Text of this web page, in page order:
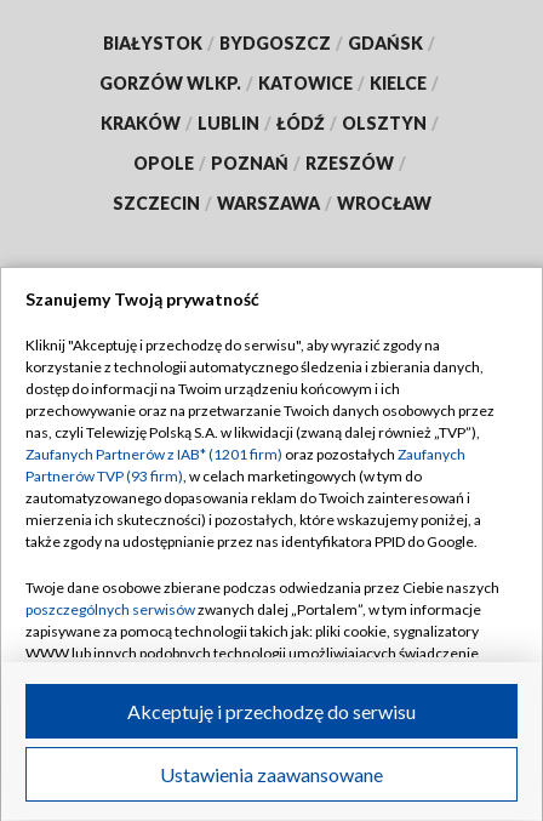
BIAŁYSTOK / BYDGOSZCZ / GDAŃSK /
GORZÓW WLKP. / KATOWICE / KIELCE /
KRAKÓW / LUBLIN / ŁÓDŹ / OLSZTYN /
OPOLE / POZNAŃ / RZESZÓW /
SZCZECIN / WARSZAWA / WROCŁAW
TVP
Abonament TVP
Emisja w TVP
Centrum informacji TVP
Naziemna Telewizja Cyfrowa
Rada Programowa
System NOS
Informacje o nadawcy
Program dla prasy
Ogłoszenie przetargowe
Regulamin TVP
Polityka prywatności
Moje zgody
Pomoc
Kontakt
Kanały
©2026 Telewizja Polska S.A. w likwidacji
Szanujemy Twoją prywatność
Kliknij "Akceptuję i przechodzę do serwisu", aby wyrazić zgody na
korzystanie z technologii automatycznego śledzenia i zbierania danych,
dostęp do informacji na Twoim urządzeniu końcowym i ich
przechowywanie oraz na przetwarzanie Twoich danych osobowych przez
nas, czyli Telewizję Polską S.A. w likwidacji (zwaną dalej również „TVP”),
Zaufanych Partnerów z IAB* (1201 firm) oraz pozostałych Zaufanych
Partnerów TVP (93 firm), w celach marketingowych (w tym do
zautomatyzowanego dopasowania reklam do Twoich zainteresowań i
mierzenia ich skuteczności) i pozostałych, które wskazujemy poniżej, a
także zgody na udostępnianie przez nas identyfikatora PPID do Google.
Twoje dane osobowe zbierane podczas odwiedzania przez Ciebie naszych
poszczególnych serwisówzwanych dalej „Portalem”, w tym informacje
zapisywane za pomocą technologii takich jak: pliki cookie, sygnalizatory
WWW lub innych podobnych technologii umożliwiających świadczenie
ruchu w Internecie.
Twoje dane osobowe zbierane podczas odwiedzania przez Ciebie
poszczególnych serwisówna Portalu, takie jak adresy IP, identyfikatory
Ustawienia zaawansowane
Akceptuję i przechodzę do serwisu